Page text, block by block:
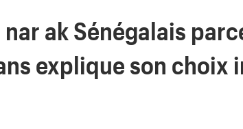
ak Sénégalais
explique son choix